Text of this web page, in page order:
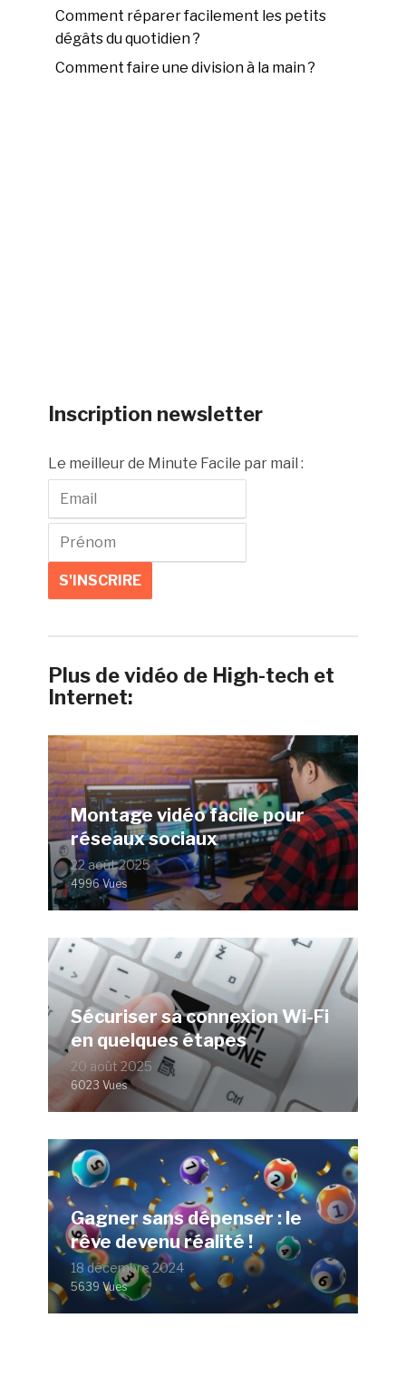
Comment réparer facilement les petits
dégâts du quotidien ?
Comment faire une division à la main ?
Inscription newsletter
Le meilleur de Minute Facile par mail :
Plus de vidéo de High-tech et
Internet:
Montage vidéo facile pour
réseaux sociaux
22 août 2025
4996 Vues
Sécuriser sa connexion Wi-Fi
en quelques étapes
20 août 2025
6023 Vues
Gagner sans dépenser : le
rêve devenu réalité !
18 décembre 2024
5639 Vues